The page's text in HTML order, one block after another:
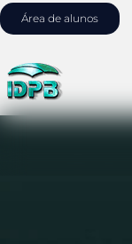
Área de alunos